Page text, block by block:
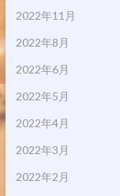
2022年11月
2022年8月
2022年6月
2022年5月
2022年4月
2022年3月
2022年2月